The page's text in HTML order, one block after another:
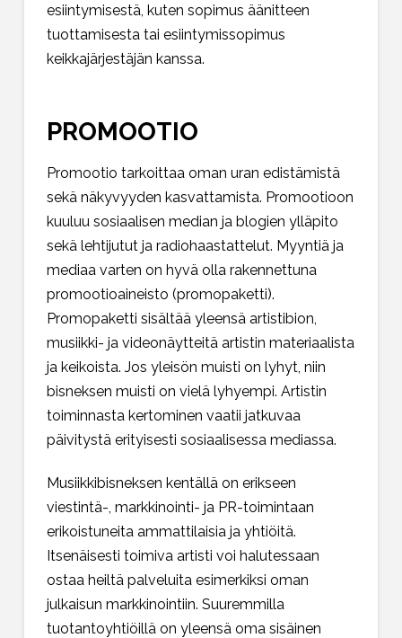
esiintymisestä, kuten sopimus äänitteen
tuottamisesta tai esiintymissopimus
keikkajärjestäjän kanssa.
PROMOOTIO
Promootio tarkoittaa oman uran edistämistä
sekä näkyvyyden kasvattamista. Promootioon
kuuluu sosiaalisen median ja blogien ylläpito
sekä lehtijutut ja radiohaastattelut. Myyntiä ja
mediaa varten on hyvä olla rakennettuna
promootioaineisto (promopaketti).
Promopaketti sisältää yleensä artistibion,
musiikki- ja videonäytteitä artistin materiaalista
ja keikoista. Jos yleisön muisti on lyhyt, niin
bisneksen muisti on vielä lyhyempi. Artistin
toiminnasta kertominen vaatii jatkuvaa
päivitystä erityisesti sosiaalisessa mediassa.
Musiikkibisneksen kentällä on erikseen
viestintä-, markkinointi- ja PR-toimintaan
erikoistuneita ammattilaisia ja yhtiöitä.
Itsenäisesti toimiva artisti voi halutessaan
ostaa heiltä palveluita esimerkiksi oman
julkaisun markkinointiin. Suuremmilla
tuotantoyhtiöillä on yleensä oma sisäinen